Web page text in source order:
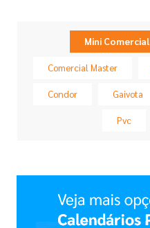
Mini Comercial
Comercial Master
Condor Gaivota
Pvc